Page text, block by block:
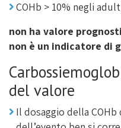
COHb > 10% negli
non ha valore
non è un indicatore di
del valore
Il dosaggio della